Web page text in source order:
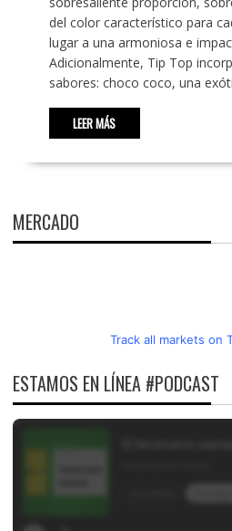
del color característico para
lugar a una armoniosa e
Adicionalmente, Tip Top
sabores: choco coco, una
LEER MÁS
MERCADO
Track all markets on
ESTAMOS EN LÍNEA #PODCAST